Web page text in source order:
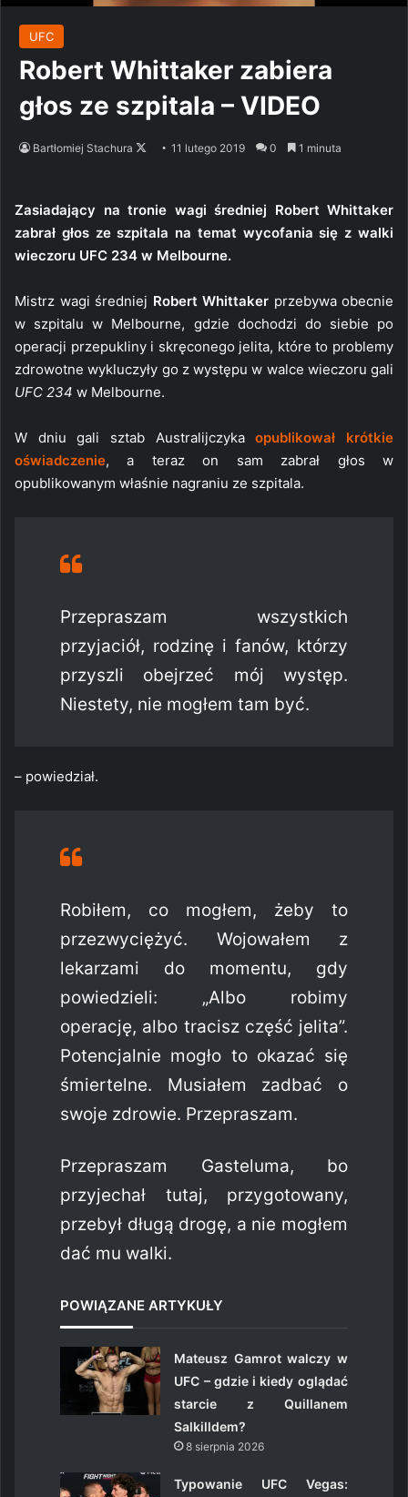
UFC
Robert Whittaker zabiera
głos ze szpitala – VIDEO
Bartłomiej Stachura
Follow11 lutego 2019 0 1 minuta
Zasiadający na tronie wagi średniej Robert Whittaker
zabrał głos ze szpitala na temat wycofania się z walki
wieczoru UFC 234 w Melbourne.
Mistrz wagi średniej Robert Whittaker przebywa obecnie
w szpitalu w Melbourne, gdzie dochodzi do siebie po
operacji przepukliny i skręconego jelita, które to problemy
zdrowotne wykluczyły go z występu w walce wieczoru gali
UFC 234 w Melbourne.
W dniu gali sztab Australijczykaopublikował krótkie
oświadczenie, a teraz on sam zabrał głos w
opublikowanym właśnie nagraniu ze szpitala.
Przepraszam wszystkich
przyjaciół, rodzinę i fanów, którzy
przyszli obejrzeć mój występ.
Niestety, nie mogłem tam być.
– powiedział.
Robiłem, co mogłem, żeby to
przezwyciężyć. Wojowałem z
lekarzami do momentu, gdy
powiedzieli: „Albo robimy
operację, albo tracisz część jelita”.
Potencjalnie mogło to okazać się
śmiertelne. Musiałem zadbać o
swoje zdrowie. Przepraszam.
Przepraszam Gasteluma, bo
przyjechał tutaj, przygotowany,
przebył długą drogę, a nie mogłem
dać mu walki.
POWIĄZANE ARTYKUŁY
Mateusz Gamrot walczy w
UFC – gdzie i kiedy oglądać
starcie z Quillanem
Salkilldem?
8 sierpnia 2026
Typowanie UFC Vegas: